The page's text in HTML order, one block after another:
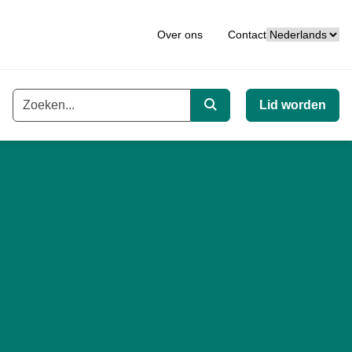
Over ons ContactTaal
Trefwoord
Zoeken
Lid worden